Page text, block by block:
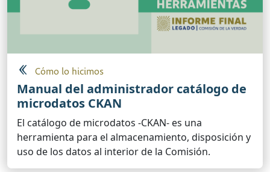
Cómo lo hicimos
Manual del administrador catálogo de
microdatos CKAN
El catálogo de microdatos -CKAN- es una
herramienta para el almacenamiento, disposición y
uso de los datos al interior de la Comisión.